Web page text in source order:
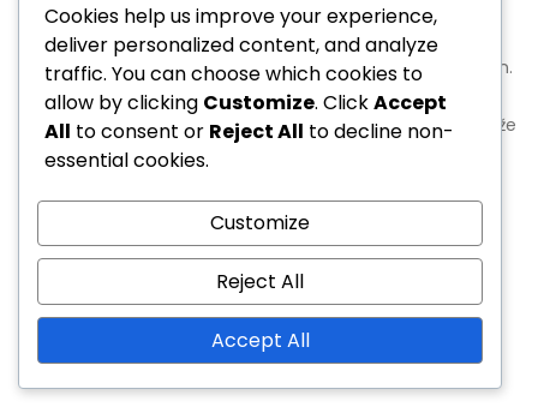
Kulturní rozdíly mohou ovlivnit týmovou dynamiku a výkon.
Trenéři by měli být si těchto rozdílů vědomi a podporovat
inkluzivní prostředí, které respektuje různé zázemí. To může
zlepšit soudržnost týmu a podpořit pocit sounáležitosti
Organizace týmových aktivit, které oslavují kulturní
rozmanitost, může pomoci hráčům se sblížit a lépe si
porozumět. Takové iniciativy mohou zlepšit spolupráci na
hřišti, což nakonec povede k lepším výsledkům v turnaji.
Cookies help us improve your experience,
deliver personalized content, and analyze
traffic. You can choose which cookies to
allow by clicking Customize. ClickAccept
All to consent or Reject All to decline non-
essential cookies.
Customize
Reject All
Accept All